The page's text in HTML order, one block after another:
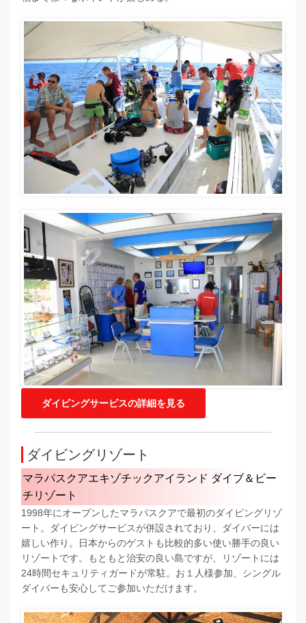
ダイビングサービスの詳細を見る
ダイビングリゾート
マラパスクアエキゾチックアイランド ダイブ＆ビー
チリゾート
1998年にオープンしたマラパスクアで最初のダイビングリゾ
ート。ダイビングサービスが併設されており、ダイバーには
嬉しい作り。日本からのゲストも比較的多い使い勝手の良い
リゾートです。もともと治安の良い島ですが、リゾートには
24時間セキュリティガードが常駐。お１人様参加、シングル
ダイバーも安心してご参加いただけます。